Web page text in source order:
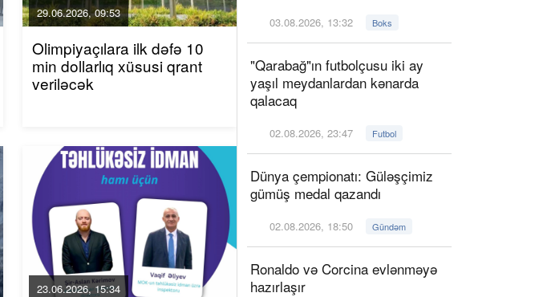
29.06.2026, 09:53
Olimpiyaçılara ilk dəfə 10
min dollarlıq xüsusi qrant
veriləcək
23.06.2026, 15:34
03.08.2026, 13:32 Boks
"Qarabağ"ın futbolçusu iki ay
yaşıl meydanlardan kənarda
qalacaq
02.08.2026, 23:47 Futbol
Dünya çempionatı: Güləşçimiz
gümüş medal qazandı
02.08.2026, 18:50 Gündəm
Ronaldo və Corcina evlənməyə
hazırlaşır